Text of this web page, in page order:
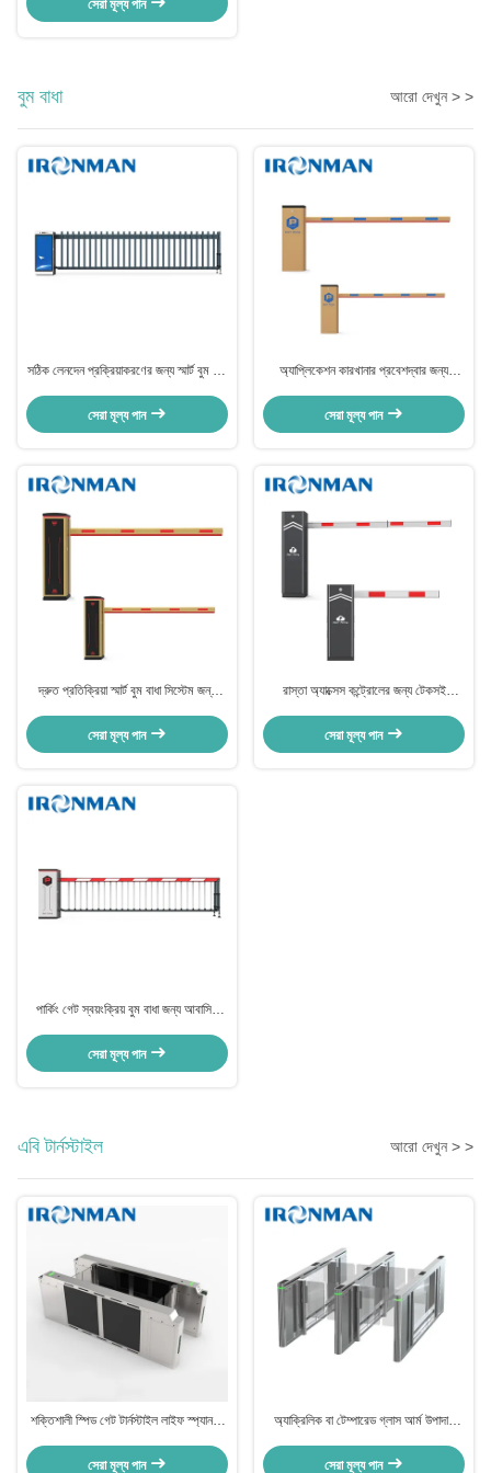
সেরা মূল্য পান
বুম বাধা আরো দেখুন > >
সঠিক লেনদেন প্রক্রিয়াকরণের জন্য স্মার্ট বুম বাধা
সেরা মূল্য পান
অ্যাপ্লিকেশন কারখানার প্রবেশদ্বার জন্য
সেরা মূল্য পান
দ্রুত প্রতিক্রিয়া স্মার্ট বুম বাধা সিস্টেম জন্য
সেরা মূল্য পান
রাস্তা অ্যাক্সেস কন্ট্রোলের জন্য টেকসই
সেরা মূল্য পান
পার্কিং গেট স্বয়ংক্রিয় বুম বাধা জন্য আবাসিক
সেরা মূল্য পান
এবি টার্নস্টাইল আরো দেখুন > >
শক্তিশালী স্পিড গেট টার্নস্টাইল লাইফ স্প্যান 5
সেরা মূল্য পান
অ্যাক্রিলিক বা টেম্পারেড গ্লাস আর্ম উপাদান
সেরা মূল্য পান